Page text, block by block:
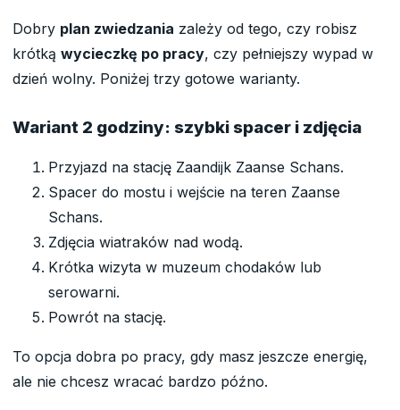
Dobry plan zwiedzania zależy od tego, czy robisz
krótką wycieczkę po pracy, czy pełniejszy wypad w
dzień wolny. Poniżej trzy gotowe warianty.
Wariant 2 godziny: szybki spacer i zdjęcia
Przyjazd na stację Zaandijk Zaanse Schans.
Spacer do mostu i wejście na teren Zaanse
Schans.
Zdjęcia wiatraków nad wodą.
Krótka wizyta w muzeum chodaków lub
serowarni.
Powrót na stację.
To opcja dobra po pracy, gdy masz jeszcze energię,
ale nie chcesz wracać bardzo późno.